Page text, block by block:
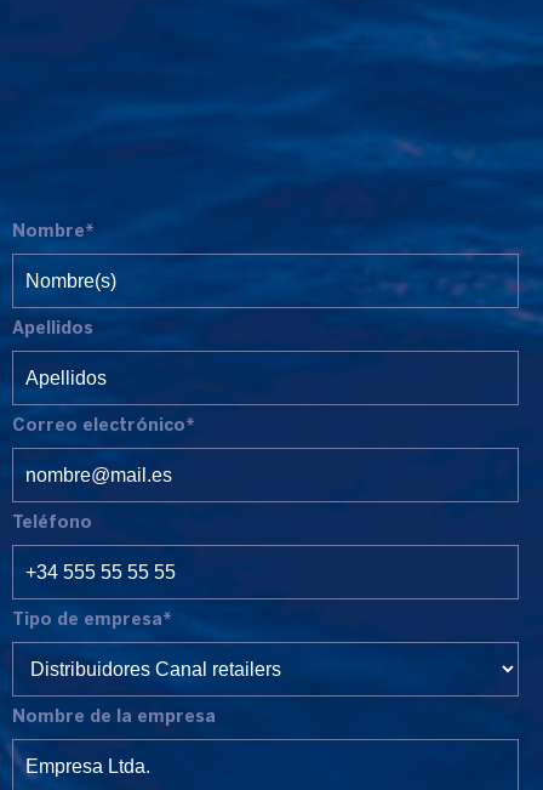
Nombre*
Apellidos
Correo electrónico*
Teléfono
Tipo de empresa*
Nombre de la empresa